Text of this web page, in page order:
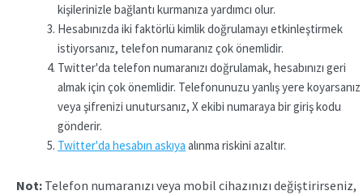
kişilerinizle bağlantı kurmanıza yardımcı olur.
Hesabınızda iki faktörlü kimlik doğrulamayı etkinleştirmek
istiyorsanız, telefon numaranız çok önemlidir.
Twitter'da telefon numaranızı doğrulamak, hesabınızı geri
almak için çok önemlidir. Telefonunuzu yanlış yere koyarsanız
veya şifrenizi unutursanız, X ekibi numaraya bir giriş kodu
gönderir.
Twitter'da hesabın askıya alınma riskini azaltır.
Not: Telefon numaranızı veya mobil cihazınızı değiştirirseniz,